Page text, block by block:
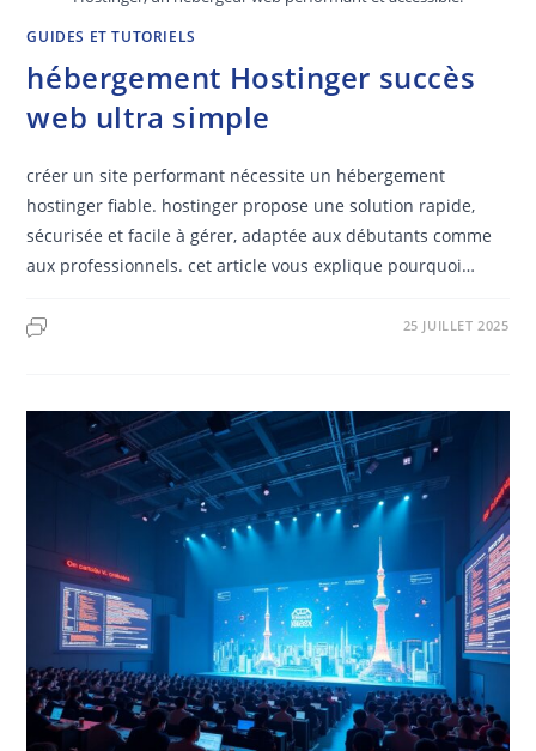
GUIDES ET TUTORIELS
hébergement Hostinger succès
web ultra simple
créer un site performant nécessite un hébergement
hostinger fiable. hostinger propose une solution rapide,
sécurisée et facile à gérer, adaptée aux débutants comme
aux professionnels. cet article vous explique pourquoi…
25 JUILLET 2025